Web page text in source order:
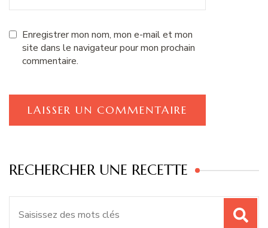
Enregistrer mon nom, mon e-mail et mon
site dans le navigateur pour mon prochain
commentaire.
RECHERCHER UNE RECETTE